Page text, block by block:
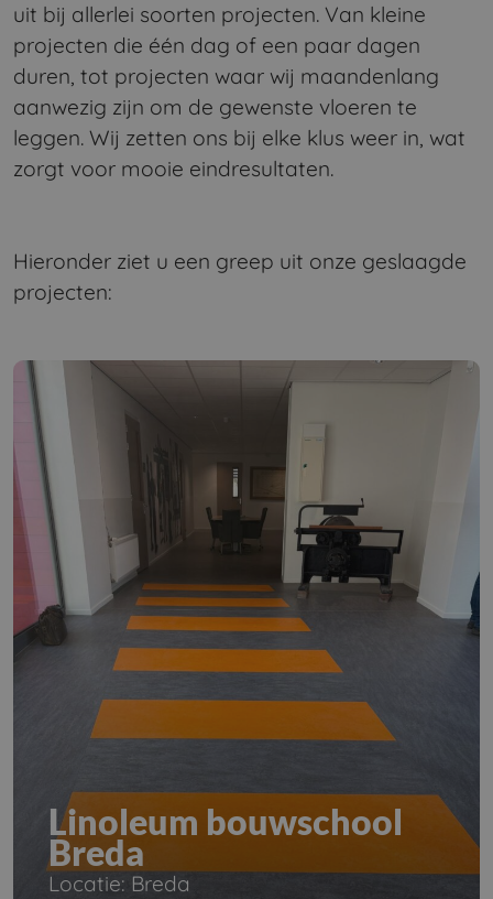
uit bij allerlei soorten projecten. Van kleine
projecten die één dag of een paar dagen
duren, tot projecten waar wij maandenlang
aanwezig zijn om de gewenste vloeren te
leggen. Wij zetten ons bij elke klus weer in, wat
zorgt voor mooie eindresultaten.
Hieronder ziet u een greep uit onze geslaagde
projecten:
Linoleum bouwschool
Breda
Locatie: Breda